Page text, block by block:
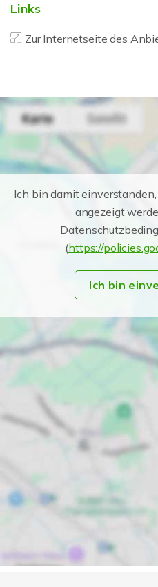
Links
Zur Internetseite des
Ich bin damit
angezeigt
(https://
Ich bin